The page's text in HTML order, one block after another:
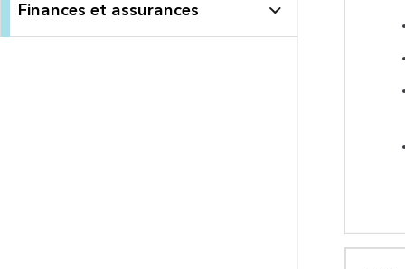
Finances et assurances